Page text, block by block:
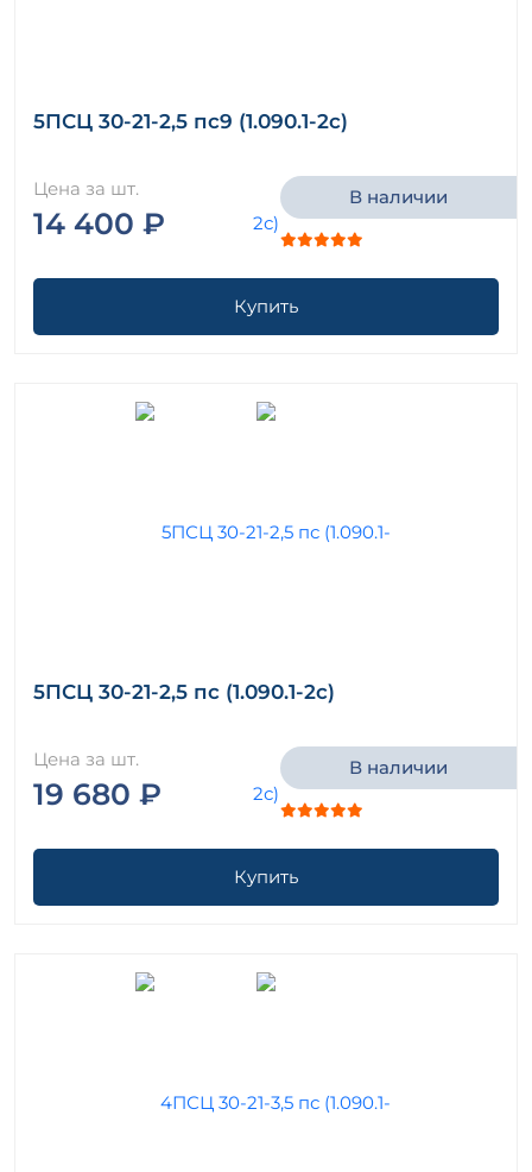
5ПСЦ 30-21-2,5 пс9 (1.090.1-2с)
Цена за шт.
14 400 ₽
В наличии
Купить
5ПСЦ 30-21-2,5 пс (1.090.1-2с)
Цена за шт.
19 680 ₽
В наличии
Купить